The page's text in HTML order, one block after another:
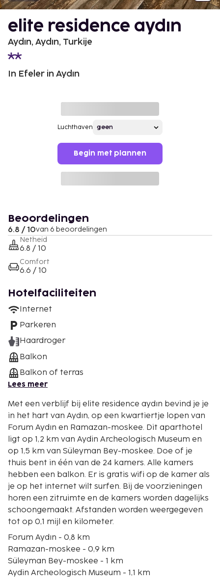
elite residence aydın
Aydın, Aydın, Turkije
In Efeler in Aydın
Luchthaven
Begin met plannen
Beoordelingen
6.8 / 10van 6 beoordelingen
Netheid
6.8 / 10
Comfort
6.6 / 10
Hotelfaciliteiten
Internet
Parkeren
Haardroger
Balkon
Balkon of terras
Lees meer
Met een verblijf bij elite residence aydın bevind je je
in het hart van Aydın, op een kwartiertje lopen van
Forum Aydın en Ramazan-moskee. Dit aparthotel
ligt op 1,2 km van Aydin Archeologisch Museum en
op 1,5 km van Süleyman Bey-moskee. Doe of je
thuis bent in één van de 24 kamers. Alle kamers
hebben een balkon. Er is gratis wifi op de kamer als
je op het internet wilt surfen. Bij de voorzieningen
horen een zitruimte en de kamers worden dagelijks
schoongemaakt. Afstanden worden weergegeven
tot op 0,1 mijl en kilometer.
Forum Aydın - 0,8 km
Ramazan-moskee - 0,9 km
Süleyman Bey-moskee - 1 km
Aydin Archeologisch Museum - 1,1 km